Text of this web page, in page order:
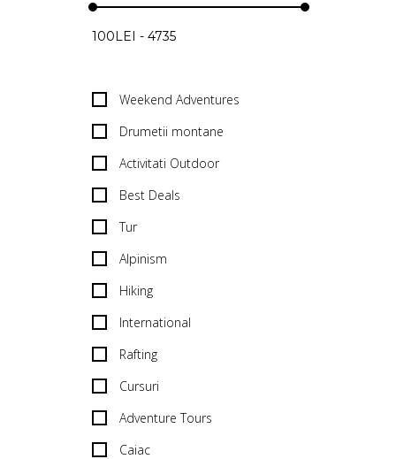
Weekend Adventures
Drumetii montane
Activitati Outdoor
Best Deals
Tur
Alpinism
Hiking
International
Rafting
Cursuri
Adventure Tours
Caiac